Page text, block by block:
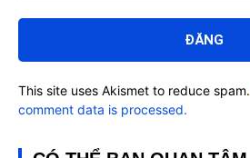
luận:
This site uses Akismet to reduce spam.
comment data is processed.